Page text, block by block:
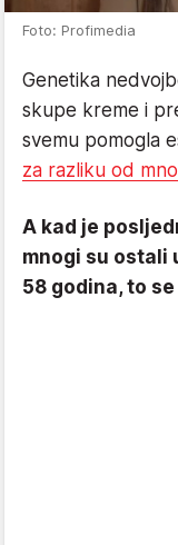
Foto: Profimedia
Genetika
skupe kreme i
svemu pomogla
za razliku od
A kad je
mnogi su ostali
58 godina, to